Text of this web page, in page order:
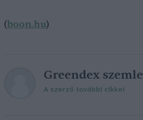
(boon.hu)
Greendex szemle
A szerző további cikkei